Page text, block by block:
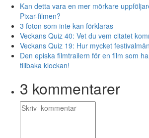
Kan detta vara en mer mörkare
Pixar-filmen?
3 foton som inte kan förklaras
Veckans Quiz 40: Vet du vem citatet
Veckans Quiz 19: Hur mycket
Den episka filmtrailern för en film som
tillbaka klockan!
3 kommentarer